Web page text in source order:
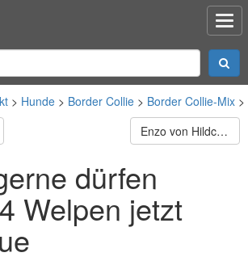
Hunde Border Collie
Border Collie-Mix
Enzo von Hildchensruh
dürfen
Welpen jetzt